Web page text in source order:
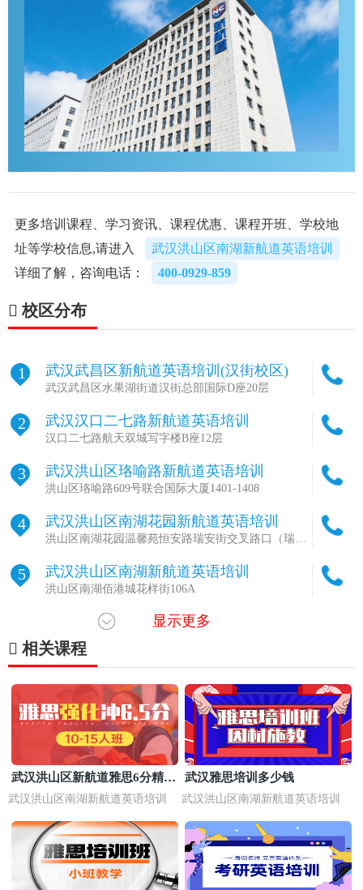
更多培训课程、学习资讯、课程优惠、课程开班、学校地
址等学校信息,请进入
武汉洪山区南湖新航道英语培训
详细了解，咨询电话：
400-0929-859
校区分布
1 武汉武昌区新航道英语培训(汉街校区)
武汉武昌区水果湖街道汉街总部国际D座20层
2 武汉汉口二七路新航道英语培训
汉口二七路航天双城写字楼B座12层
3 武汉洪山区珞喻路新航道英语培训
洪山区珞喻路609号联合国际大厦1401-1408
4 武汉洪山区南湖花园新航道英语培训
洪山区南湖花园温馨苑恒安路瑞安街交叉路口（瑞安
5 武汉洪山区南湖新航道英语培训
洪山区南湖佰港城花样街106A
武汉汉口区新航道雅思托福培训(汉口留
学中心)
武汉江汉区武汉广场写字楼40楼
7
武汉武昌区新航道雅思托福培训(锦秋国
际校区)
武汉武昌区中南路中商广场写字楼35层
8
武汉江夏区藏龙岛新航道雅思托福培训
(藏龙岛考研中心)
武汉江夏区杨桥湖大道藏龙岛杨桥湖15号A区2楼
9
武汉江夏区新航道雅思托福培训(封闭学
习中心)
10
武汉武昌区新航道雅思托福培训(武大考
研中心)
武汉武昌区珞狮北路19号中科开物大厦8层
11
武汉武昌区新航道雅思托福培训(欧亚留
显示更多
相关课程
武汉洪山区新航道雅思6分精讲
大班
武汉洪山区南湖新航道英语培训
武汉雅思培训多少钱
武汉洪山区南湖新航道英语培训